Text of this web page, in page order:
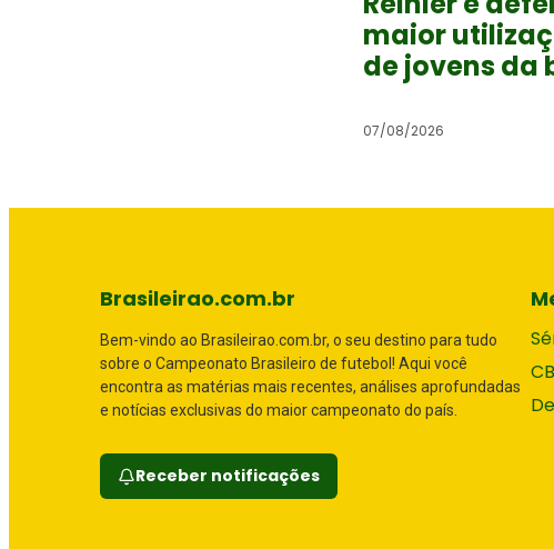
maior
de jovens da
07/08/2026
Brasileirao.com.br
Bem-vindo ao Brasileirao.com.br, o seu destino para tudo
sobre o Campeonato Brasileiro de futebol! Aqui você
encontra as matérias mais recentes, análises aprofundadas
e notícias exclusivas do maior campeonato do país.
Receber notificações